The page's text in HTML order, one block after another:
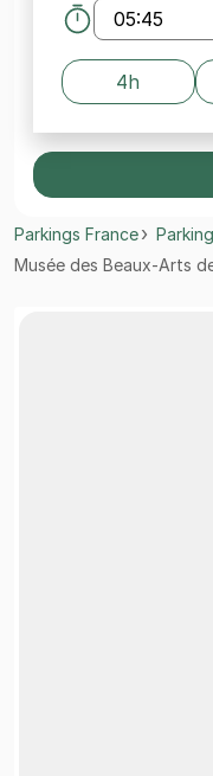
4h
Parkings France
Musée des Beaux-Arts